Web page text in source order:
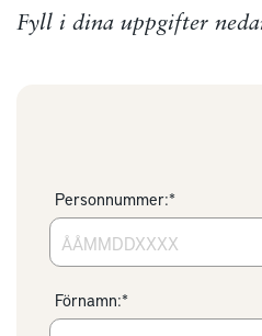
Fyll i dina uppgifter
Personnummer:*
Förnamn:*